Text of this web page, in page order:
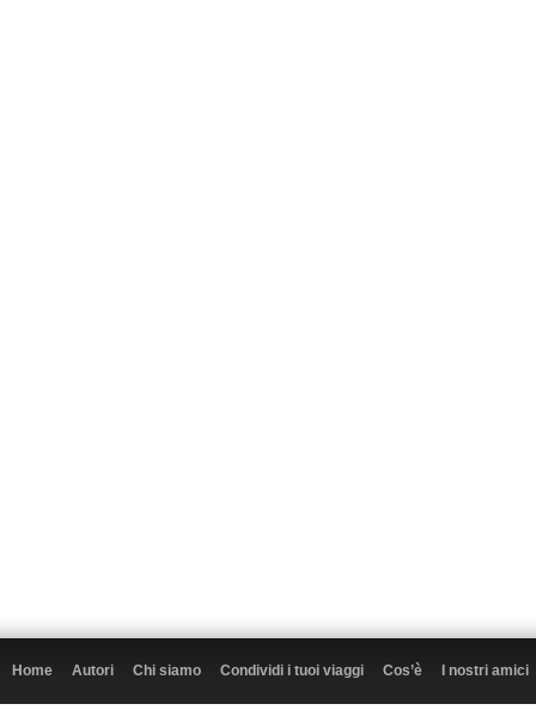
Home Autori Chi siamo Condividi i tuoi viaggi Cos’è I nostri amici